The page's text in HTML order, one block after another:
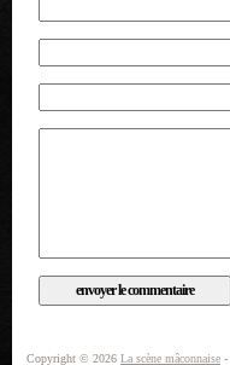
Copyright © 2026 La scène mâconnaise -